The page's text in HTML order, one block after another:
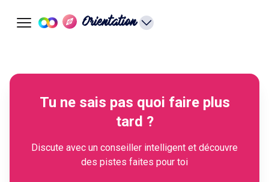
Orientation
Tu ne sais pas quoi faire plus
tard ?
Discute avec un conseiller intelligent et découvre
des pistes faites pour toi